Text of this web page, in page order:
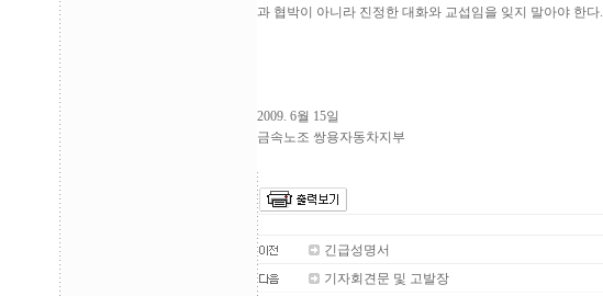
과 협박이 아니라 진정한 대화와 교섭임을 잊지 말아야 한다.
2009. 6월 15일
금속노조 쌍용자동차지부
긴급성명서
기자회견문 및 고발장